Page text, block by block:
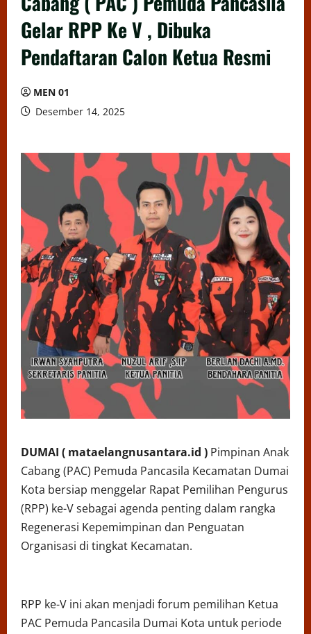
Gelar RPP Ke V , Dibuka
Pendaftaran Calon Ketua Resmi
MEN 01
Desember 14, 2025
DUMAI ( mataelangnusantara.id ) Pimpinan Anak
Cabang (PAC) Pemuda Pancasila Kecamatan Dumai
Kota bersiap menggelar Rapat Pemilihan Pengurus
(RPP) ke-V sebagai agenda penting dalam rangka
Regenerasi Kepemimpinan dan Penguatan
Organisasi di tingkat Kecamatan.
RPP ke-V ini akan menjadi forum pemilihan Ketua
PAC Pemuda Pancasila Dumai Kota untuk periode